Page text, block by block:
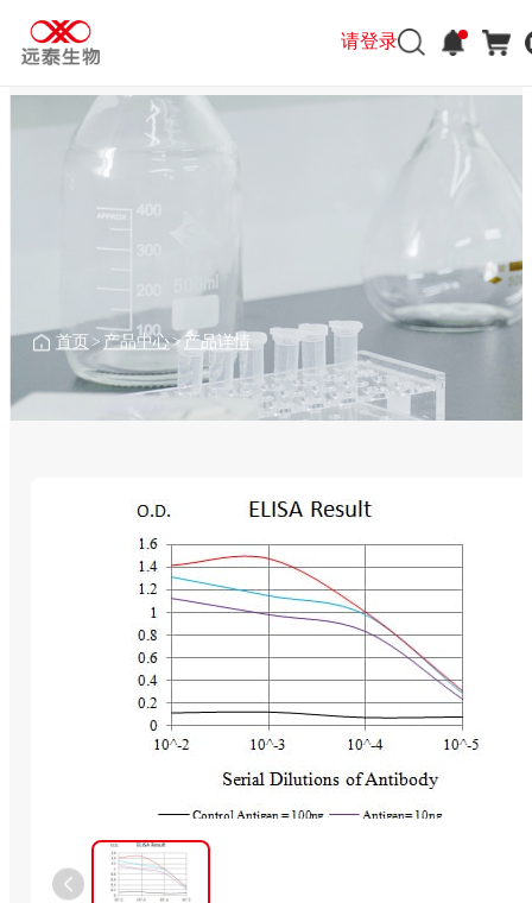
请登录
首页 > 产品中心> 产品详情